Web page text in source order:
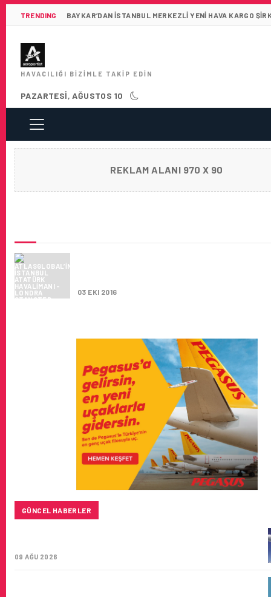
TRENDING BAYKAR’DAN İSTANBUL MERKEZLI YENI HAVA KARGO
HAVACILIĞI BIZIMLE TAKIP EDIN
PAZARTESI, AĞUSTOS 10
REKLAM ALANI 970 X 90
03 EKI 2016
GÜNCEL HABERLER
09 AĞU 2026